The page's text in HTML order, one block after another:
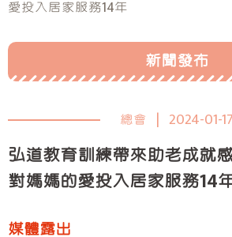
愛投入居家服務14年
新聞發布
新北服務處
臺中服務處
總會 2024-01-17
弘道教育訓練帶來助老成就
對媽媽的愛投入居家服務14
媒體露出